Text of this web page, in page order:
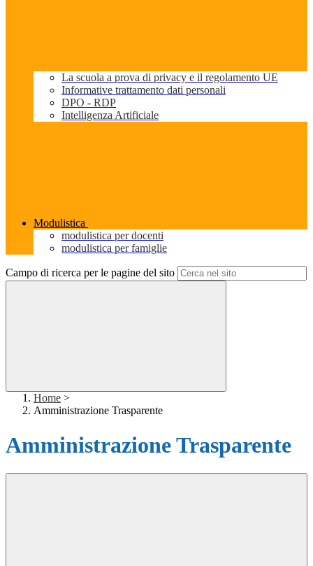
La scuola a prova di privacy e il regolamento UE
Informative trattamento dati personali
DPO - RDP
Intelligenza Artificiale
Modulistica
modulistica per docenti
modulistica per famiglie
Campo di ricerca per le pagine del sito
Home >
Amministrazione Trasparente
Amministrazione Trasparente